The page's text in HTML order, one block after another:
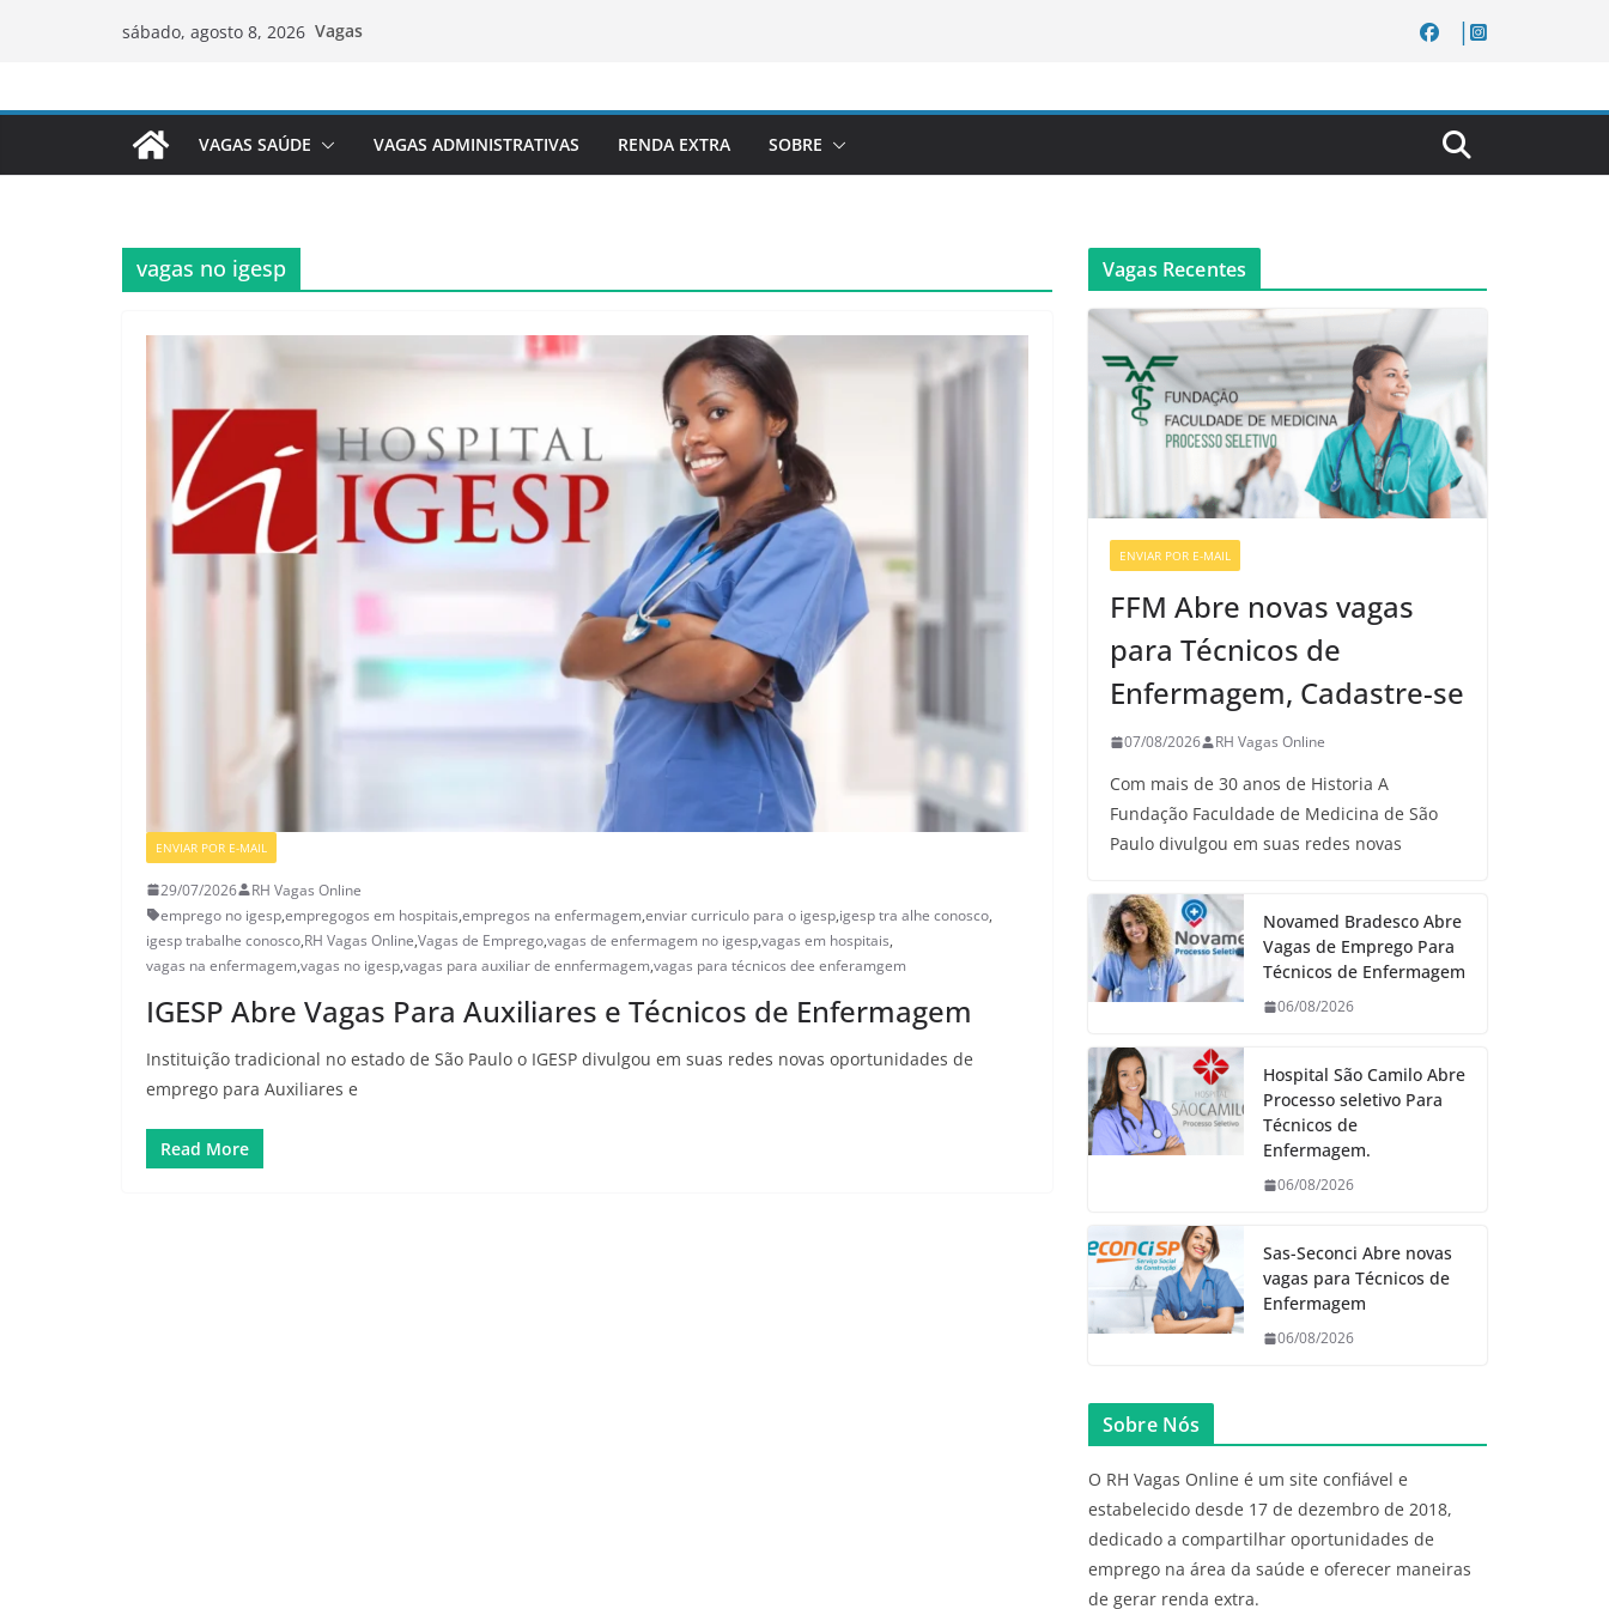
conteúdo
sábado, agosto 8, 2026 Vagas
VAGAS SAÚDE VAGAS ADMINISTRATIVAS RENDA EXTRA SOBRE
vagas no igesp
ENVIAR POR E-MAIL
29/07/2026
RH Vagas Online
emprego no igesp,empregogos em hospitais,empregos na enfermagem,enviar curriculo para o igesp,igesp tra alhe conosco,
igesp trabalhe conosco,RH Vagas Online,Vagas de Emprego,vagas de enfermagem no igesp,vagas em hospitais,
vagas na enfermagem,vagas no igesp,vagas para auxiliar de ennfermagem,vagas para técnicos dee enferamgem
IGESP Abre Vagas Para Auxiliares e Técnicos de Enfermagem
Instituição tradicional no estado de São Paulo o IGESP divulgou em suas redes novas oportunidades de
emprego para Auxiliares e
Read More
Vagas Recentes
ENVIAR POR E-MAIL
FFM Abre novas vagas
para Técnicos de
Enfermagem, Cadastre-se
07/08/2026 RH Vagas Online
Com mais de 30 anos de Historia A
Fundação Faculdade de Medicina de São
Paulo divulgou em suas redes novas
Novamed Bradesco Abre
Vagas de Emprego Para
Técnicos de Enfermagem
06/08/2026
Hospital São Camilo Abre
Processo seletivo Para
Técnicos de
Enfermagem.
06/08/2026
Sas-Seconci Abre novas
vagas para Técnicos de
Enfermagem
06/08/2026
Sobre Nós
O RH Vagas Online é um site confiável e
estabelecido desde 17 de dezembro de 2018,
dedicado a compartilhar oportunidades de
emprego na área da saúde e oferecer maneiras
de gerar renda extra.